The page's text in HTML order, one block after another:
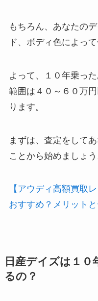
もちろん、あなたの
ド、ボディ色によっ
よって、１０年乗っ
範囲は４０～６０万
ります。
まずは、査定をして
ことから始めましょう
【アウディ高額買取
おすすめ？メリット
日産デイズは１
るの？